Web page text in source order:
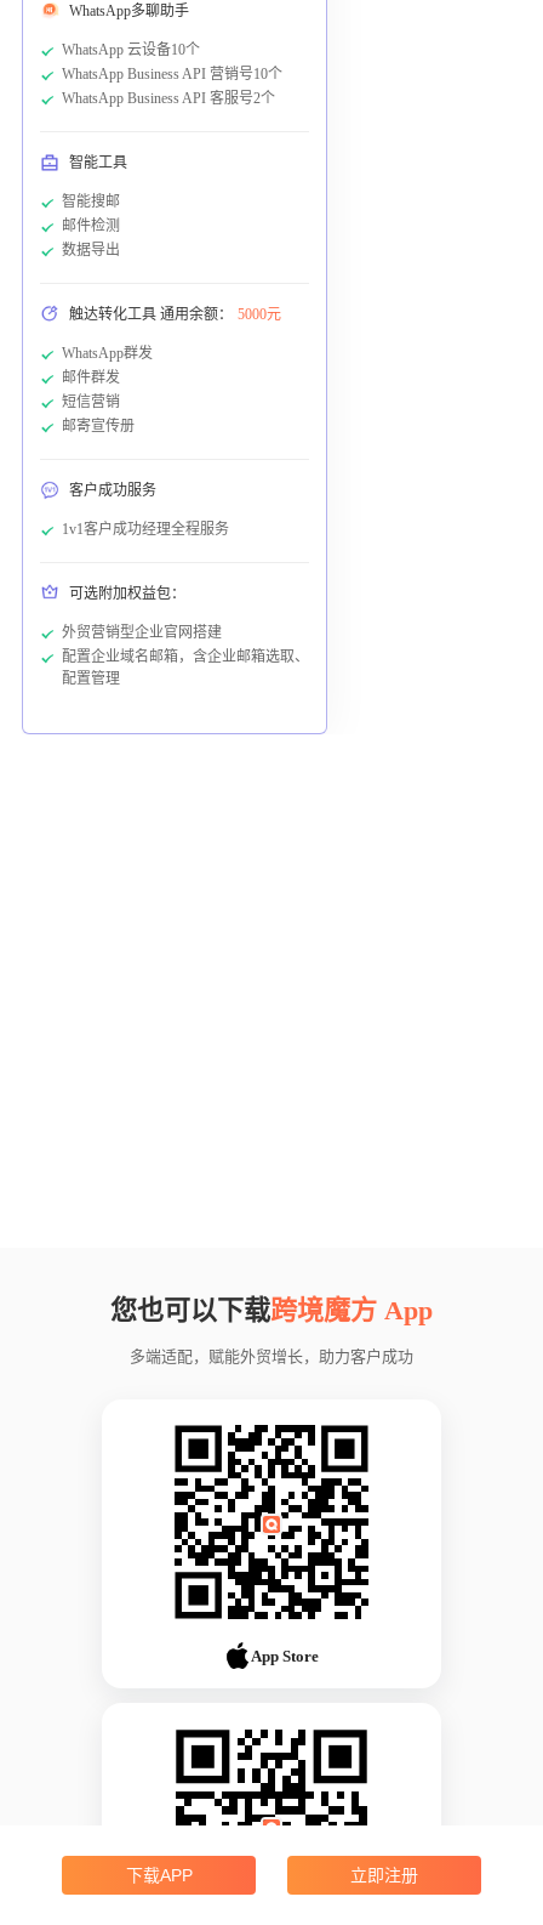
WhatsApp多聊助手
WhatsApp 云设备10个
WhatsApp Business API 营销号10个
WhatsApp Business API 客服号2个
智能工具
智能搜邮
邮件检测
数据导出
触达转化工具 通用余额： 5000元
WhatsApp群发
邮件群发
短信营销
邮寄宣传册
客户成功服务
1v1客户成功经理全程服务
可选附加权益包：
外贸营销型企业官网搭建
配置企业域名邮箱，含企业邮箱选取、
配置管理
您也可以下载跨境魔方 App
多端适配，赋能外贸增长，助力客户成功
App Store
下载APP 立即注册